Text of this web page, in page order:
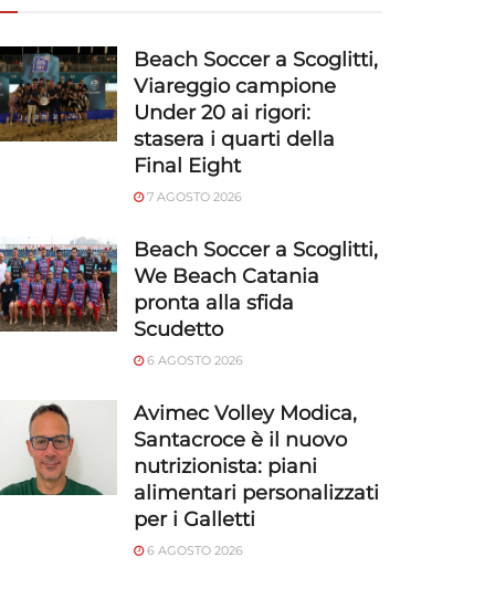
Beach Soccer a Scoglitti,
Viareggio campione
Under 20 ai rigori:
stasera i quarti della
Final Eight
7 AGOSTO 2026
Beach Soccer a Scoglitti,
We Beach Catania
pronta alla sfida
Scudetto
6 AGOSTO 2026
Avimec Volley Modica,
Santacroce è il nuovo
nutrizionista: piani
alimentari personalizzati
per i Galletti
6 AGOSTO 2026